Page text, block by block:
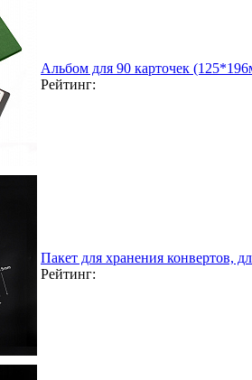
Альбом для 90 карточек
Рейтинг:
Пакет для хранения конвертов,
Рейтинг: